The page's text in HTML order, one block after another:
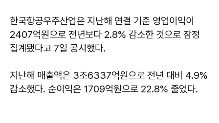
한국항공우주산업은 지난해 연결 기준 영업이익이
2407억원으로 전년보다 2.8% 감소한 것으로 잠정
집계됐다고 7일 공시했다.
지난해 매출액은 3조6337억원으로 전년 대비 4.9%
감소했다. 순이익은 1709억원으로 22.8% 줄었다.